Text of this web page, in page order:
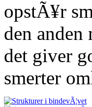
opstÃ¥r
den anden
det giver
smerter